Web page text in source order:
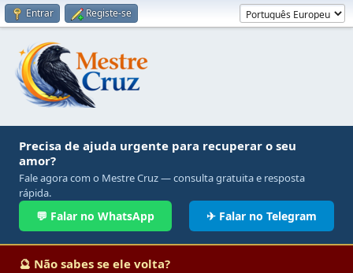
Entrar Registe-se
Precisa de ajuda urgente para recuperar o seu
amor?
Fale agora com o Mestre Cruz — consulta gratuita e resposta
rápida.
💬 Falar no WhatsApp ✈ Falar no Telegram
🔮 Não sabes se ele volta?